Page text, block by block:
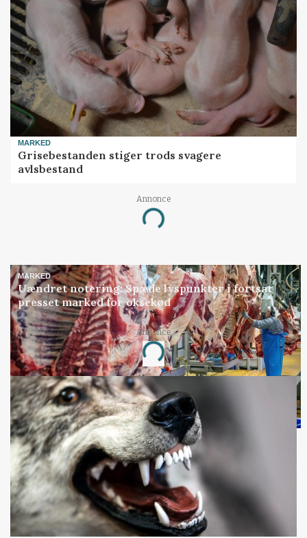
MARKED
Grisebestanden stiger trods svagere
avlsbestand
Annonce
Loading...
MARKED
Uændret notering: Spæde lyspunkter i fortsat
presset marked for oksekød
Annonce
Loading...